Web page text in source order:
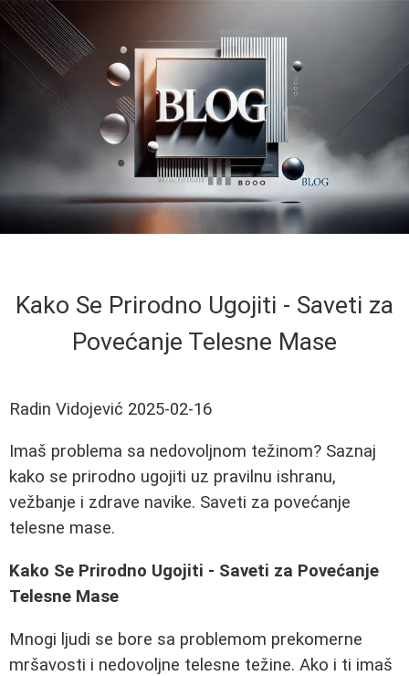
Kako Se Prirodno Ugojiti - Saveti za
Povećanje Telesne Mase
Radin Vidojević 2025-02-16
Imaš problema sa nedovoljnom težinom? Saznaj
kako se prirodno ugojiti uz pravilnu ishranu,
vežbanje i zdrave navike. Saveti za povećanje
telesne mase.
Kako Se Prirodno Ugojiti - Saveti za Povećanje
Telesne Mase
Mnogi ljudi se bore sa problemom prekomerne
mršavosti i nedovoljne telesne težine. Ako i ti imaš